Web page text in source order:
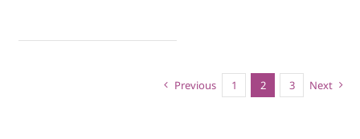
Previous 1 2 3 Next